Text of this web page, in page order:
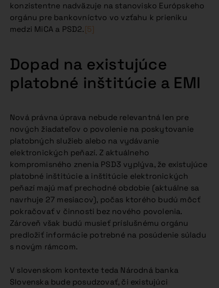
konzistentne nadväzuje na stanovisko Európskeho
orgánu pre bankovníctvo vo vzťahu k prieniku
medzi MiCA a PSD2.[5]
Dopad na existujúce
platobné inštitúcie a EMI
Nová právna úprava nebude relevantná len pre
nových žiadateľov o povolenie na poskytovanie
platobných služieb alebo na vydávanie
elektronických peňazí. Z aktuálneho
kompromisného znenia PSD3 vyplýva, že existujúce
platobné inštitúcie a inštitúcie elektronických
peňazí majú mať prechodné obdobie (aktuálne sa
navrhuje 27 mesiacov), počas ktorého budú môcť
pokračovať v činnosti bez nového povolenia.
Zároveň však budú musieť príslušnému orgánu
predložiť informácie potrebné na posúdenie súladu
s novým rámcom.
V slovenskom kontexte teda Národná banka
Slovenska bude posudzovať, či existujúci